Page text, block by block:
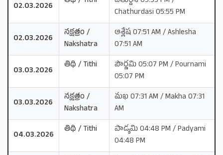
02.03.2026
Chathurdasi 05:55 PM
02.03.2026
నక్షత్రం /
Nakshatra
ఆశ్లేష 07:51 AM / Ashlesha
07:51 AM
03.03.2026
తిథి / Tithi
పౌర్ణమి 05:07 PM / Pournami
05:07 PM
03.03.2026
నక్షత్రం /
Nakshatra
మఖ 07:31 AM / Makha 07:31
AM
04.03.2026
తిథి / Tithi
పాడ్యమి 04:48 PM / Padyami
04:48 PM